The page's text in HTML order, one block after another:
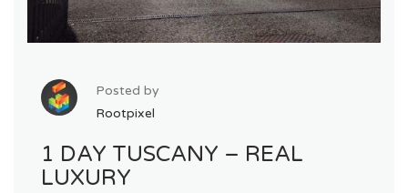
Posted by
Rootpixel
1 DAY TUSCANY – REAL
LUXURY